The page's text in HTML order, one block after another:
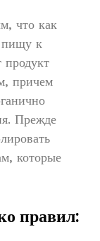
что как
пищу к
продукт
причем
Прежде
которые
правил: